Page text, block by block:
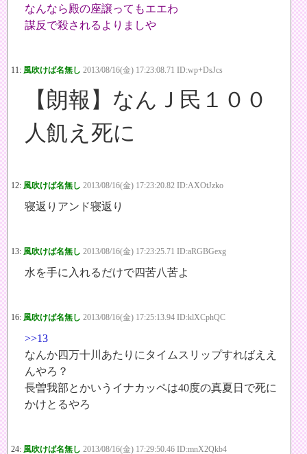
なんなら殿の座譲ってもエエわ
謀反で殺されるよりましや
11: 風吹けば名無し 2013/08/16(金) 17:23:08.71 ID:wp+DsJcs
【朗報】なんＪ民１００
人飢え死に
12: 風吹けば名無し 2013/08/16(金) 17:23:20.82 ID:AXOtJzko
寝返りアンド寝返り
13: 風吹けば名無し 2013/08/16(金) 17:23:25.71 ID:aRGBGexg
水を手に入れるだけで四苦八苦よ
16: 風吹けば名無し 2013/08/16(金) 17:25:13.94 ID:klXCphQC
>>13
なんか四万十川あたりにタイムスリップすればええ
んやろ？
長曽我部とかいうイナカッペは40度の真夏日で死に
かけとるやろ
24: 風吹けば名無し 2013/08/16(金) 17:29:50.46 ID:mnX2Qkb4